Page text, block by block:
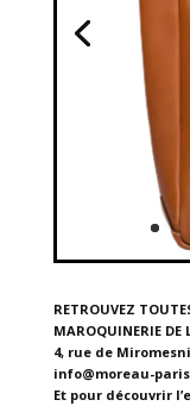
RETROUVEZ
MAROQUINERIE DE
4, rue de
info@moreau-
Et pour découvrir